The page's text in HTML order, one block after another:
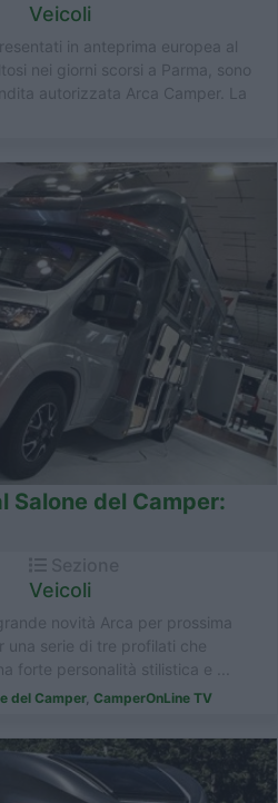
Veicoli
in anteprima europea al
nei giorni scorsi a Parma, sono
autorizzata Arca Camper. La
Salone del Camper:
Veicoli
novità Arca per prossima
una serie di tre profilati che
forte personalità stilistica e ...
del Camper, CamperOnLine TV